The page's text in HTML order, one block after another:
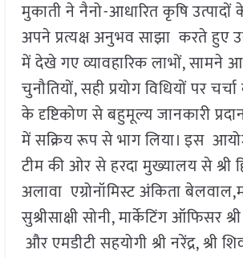
मुकाती ने नैनो-आधारित कृषि
अपने प्रत्यक्ष अनुभव साझा करते हुए
में देखे गए व्यावहारिक लाभों, सामने
चुनौतियों, सही प्रयोग विधियों पर
के दृष्टिकोण से बहुमूल्य जानकारी
में सक्रिय रूप से भाग लिया। इस
टीम की ओर से हरदा मुख्यालय से श्री
अलावा एग्रोनॉमिस्ट अंकिता
सुश्रीसाक्षी सोनी, मार्केटिंग ऑफिसर
और एमडीटी सहयोगी श्री नरेंद्र, श्री